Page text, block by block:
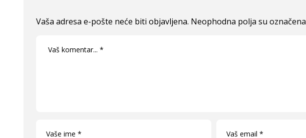
Vaša adresa e-pošte neće biti objavljena. Neophodna polja su označena